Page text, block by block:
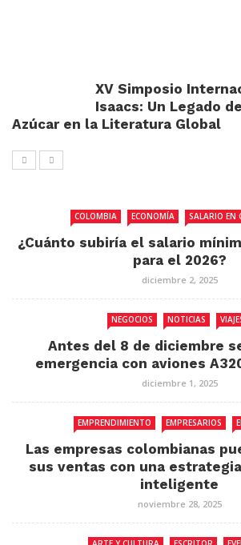
XV Simposio
Isaacs: Un Legado
Azúcar en la Literatura Global
COLOMBIA ECONOMÍA SALARIO EN
¿Cuánto subiría el salario
para el 2026?
diciembre 2, 2025
NEGOCIOS NOTICIAS
Antes del 8 de diciembre
emergencia con aviones
diciembre 1, 2025
EMPRENDIMIENTO EMPRESARIOS
Las empresas colombianas
sus ventas con una
inteligente
noviembre 28, 2025